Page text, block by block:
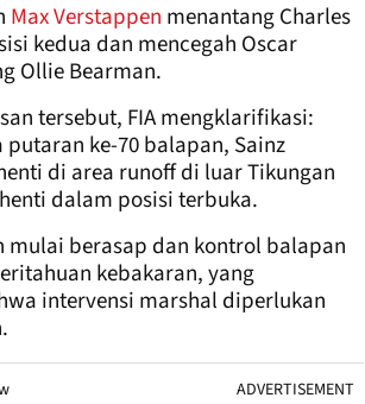
Max Verstappen menantang Charles
kedua dan mencegah Oscar
Ollie Bearman.
tersebut, FIA mengklarifikasi:
ke-70 balapan, Sainz
di area runoff di luar Tikungan
dalam posisi terbuka.
mulai berasap dan kontrol balapan
kebakaran, yang
intervensi marshal diperlukan
ADVERTISEMENT